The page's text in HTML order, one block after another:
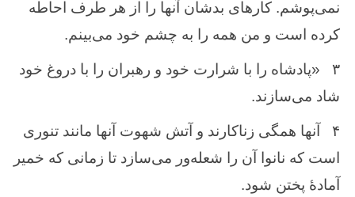
نمی‌پوشم. کارهای بدشان آنها را از هر طرف احاطه
کرده است و من همه را به چشم خود می‌بینم.
۳
«پادشاه را با شرارت خود و رهبران را با دروغ خود
شاد می‌سازند.
۴
آنها همگی زناکارند و آتش شهوت آنها مانند تنوری
است که نانوا آن را شعله‌ور می‌سازد تا زمانی که خمیر
آمادهٔ پختن شود.